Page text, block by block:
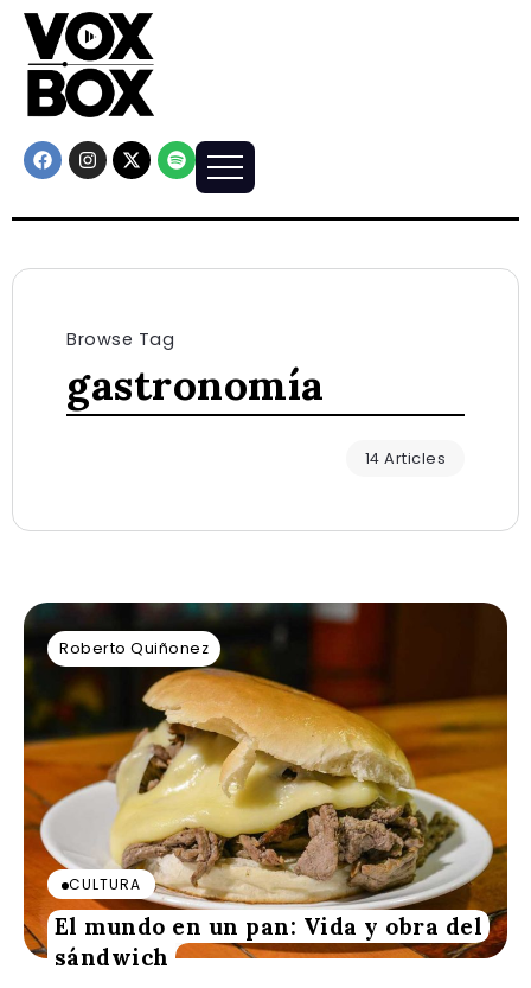
Browse Tag
gastronomía
14 Articles
Roberto Quiñonez
CULTURA
El mundo en un pan: Vida y obra del
sándwich